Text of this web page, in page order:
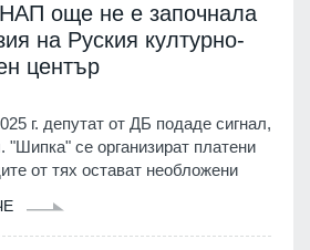
НАП още не е започнала
на Руския културно-
център
г. депутат от ДБ подаде сигнал,
"Шипка" се организират платени
от тях остават необложени